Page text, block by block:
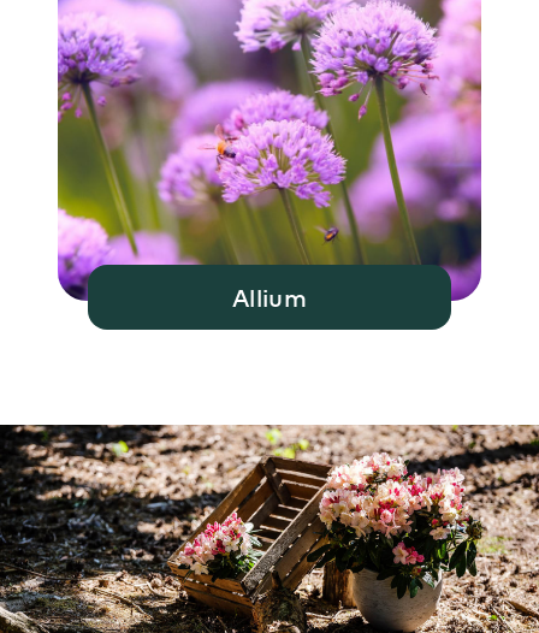
Allium